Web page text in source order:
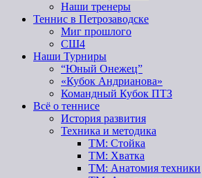
Наши тренеры
Теннис в Петрозаводске
Миг прошлого
СШ4
Наши Турниры
“Юный Онежец”
«Кубок Андрианова»
Командный Кубок ПТЗ
Всё о теннисе
История развития
Техника и методика
ТМ: Стойка
ТМ: Хватка
ТМ: Анатомия техники